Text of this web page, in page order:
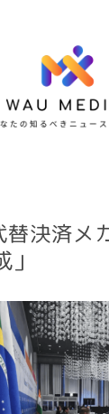
替決済